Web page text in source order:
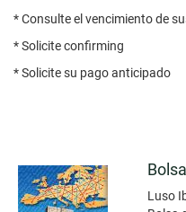
* Consulte el vencimiento de
* Solicite confirming
* Solicite su pago anticipado
Luso